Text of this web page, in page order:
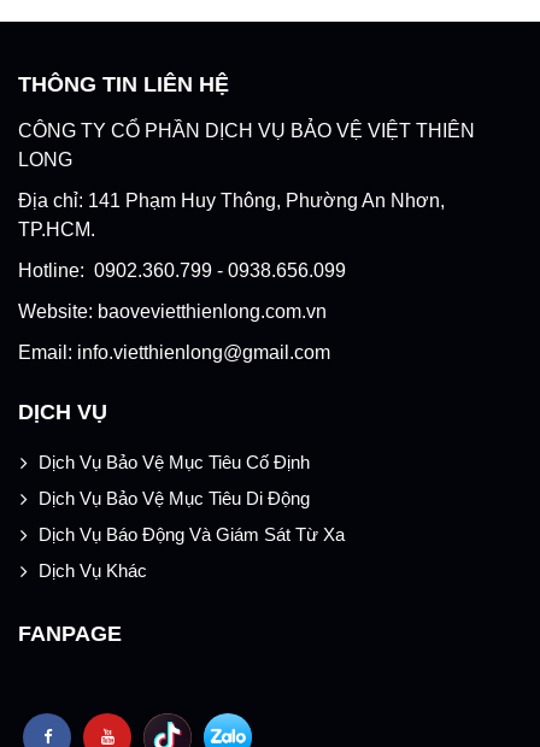
THÔNG TIN LIÊN HỆ
CÔNG TY CỔ PHẦN DỊCH VỤ BẢO VỆ VIỆT THIÊN
LONG
Địa chỉ: 141 Phạm Huy Thông, Phường An Nhơn,
TP.HCM.
Hotline: 0902.360.799 - 0938.656.099
Website: baovevietthienlong.com.vn
Email: info.vietthienlong@gmail.com
DỊCH VỤ
Dịch Vụ Bảo Vệ Mục Tiêu Cố Định
Dịch Vụ Bảo Vệ Mục Tiêu Di Động
Dịch Vụ Báo Động Và Giám Sát Từ Xa
Dịch Vụ Khác
FANPAGE